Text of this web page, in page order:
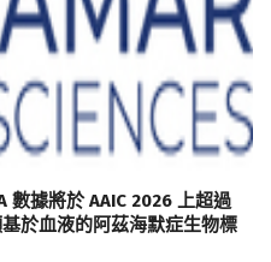
據將於 AAIC 2026 上超過
於血液的阿茲海默症生物標